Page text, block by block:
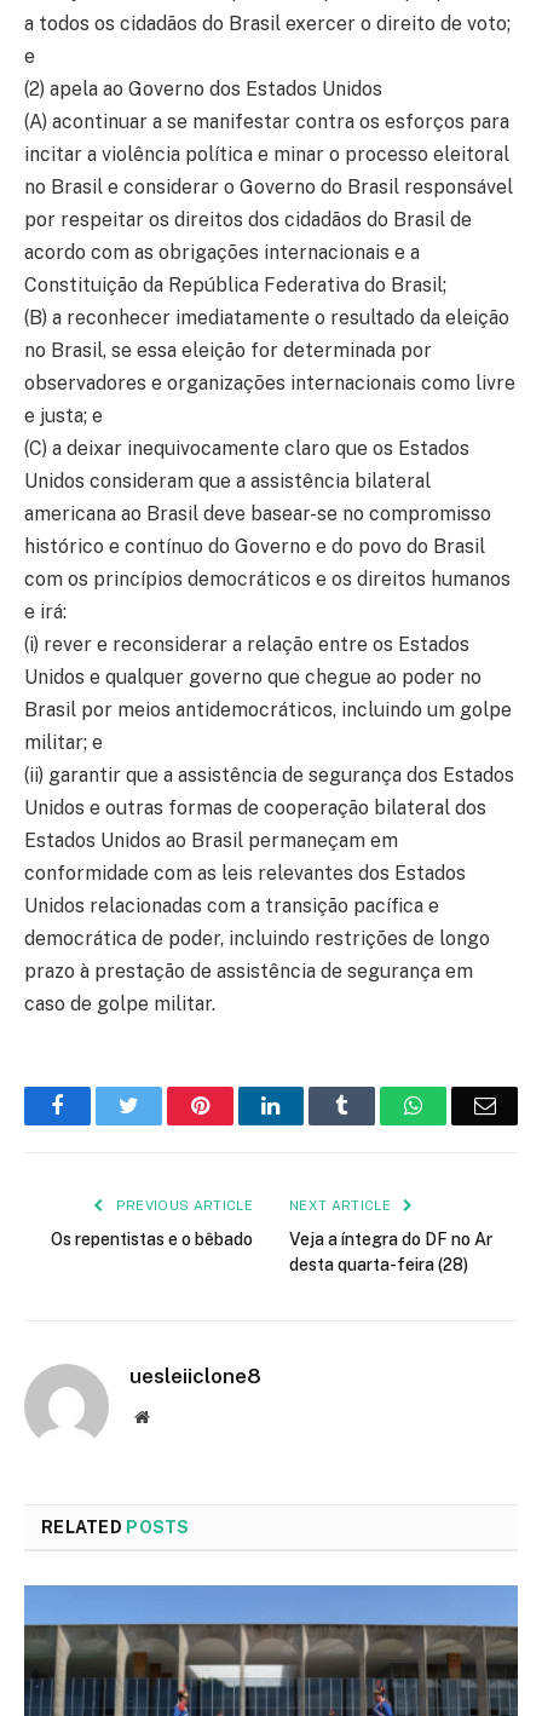
a todos os cidadãos do Brasil exercer o direito de voto;
e
(2) apela ao Governo dos Estados Unidos
(A) acontinuar a se manifestar contra os esforços para
incitar a violência política e minar o processo eleitoral
no Brasil e considerar o Governo do Brasil responsável
por respeitar os direitos dos cidadãos do Brasil de
acordo com as obrigações internacionais e a
Constituição da República Federativa do Brasil;
(B) a reconhecer imediatamente o resultado da eleição
no Brasil, se essa eleição for determinada por
observadores e organizações internacionais como livre
e justa; e
(C) a deixar inequivocamente claro que os Estados
Unidos consideram que a assistência bilateral
americana ao Brasil deve basear-se no compromisso
histórico e contínuo do Governo e do povo do Brasil
com os princípios democráticos e os direitos humanos
e irá:
(i) rever e reconsiderar a relação entre os Estados
Unidos e qualquer governo que chegue ao poder no
Brasil por meios antidemocráticos, incluindo um golpe
militar; e
(ii) garantir que a assistência de segurança dos Estados
Unidos e outras formas de cooperação bilateral dos
Estados Unidos ao Brasil permaneçam em
conformidade com as leis relevantes dos Estados
Unidos relacionadas com a transição pacífica e
democrática de poder, incluindo restrições de longo
prazo à prestação de assistência de segurança em
caso de golpe militar.
FacebookTwitter PinterestLinkedIn Tumblr WhatsApp
PREVIOUS ARTICLE
Os repentistas e o bêbado
NEXT ARTICLE
Veja a íntegra do DF no Ar
desta quarta-feira (28)
uesleiiclone8
Website
RELATED POSTS